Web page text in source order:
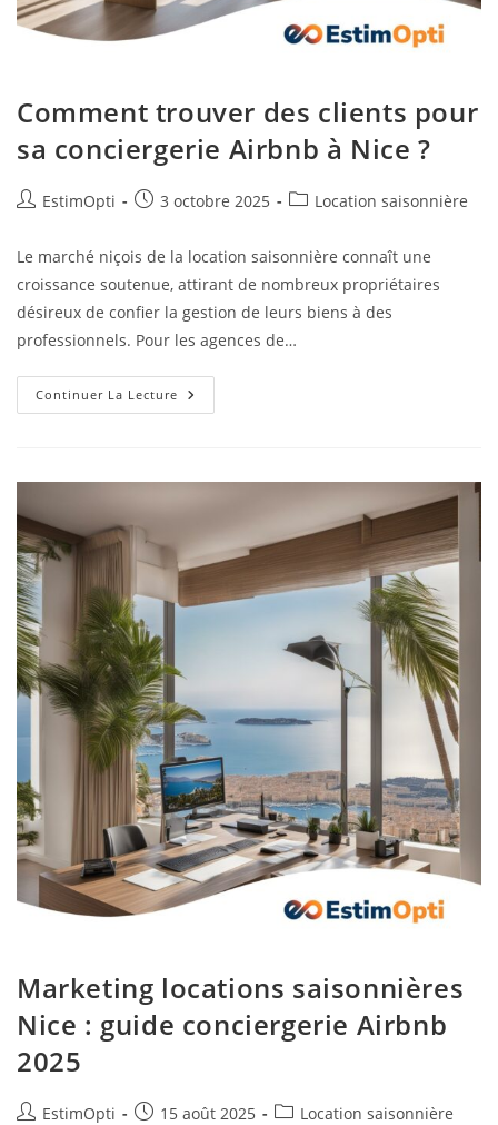
Comment trouver des clients pour
sa conciergerie Airbnb à Nice ?
EstimOpti 3 octobre 2025 Location saisonnière
Le marché niçois de la location saisonnière connaît une
croissance soutenue, attirant de nombreux propriétaires
désireux de confier la gestion de leurs biens à des
professionnels. Pour les agences de…
Continuer La Lecture
Marketing locations saisonnières
Nice : guide conciergerie Airbnb
2025
EstimOpti 15 août 2025 Location saisonnière